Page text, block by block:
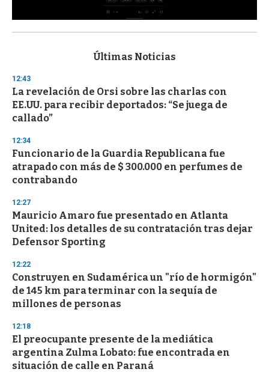
s
d
s
o
f
3
s
e
c
o
n
Últimas Noticias
12:43
La revelación de Orsi sobre las charlas con
EE.UU. para recibir deportados: “Se juega de
callado”
12:34
Funcionario de la Guardia Republicana fue
atrapado con más de $ 300.000 en perfumes de
contrabando
12:27
Mauricio Amaro fue presentado en Atlanta
United: los detalles de su contratación tras dejar
Defensor Sporting
12:22
Construyen en Sudamérica un "río de hormigón"
de 145 km para terminar con la sequía de
millones de personas
12:18
El preocupante presente de la mediática
argentina Zulma Lobato: fue encontrada en
situación de calle en Paraná